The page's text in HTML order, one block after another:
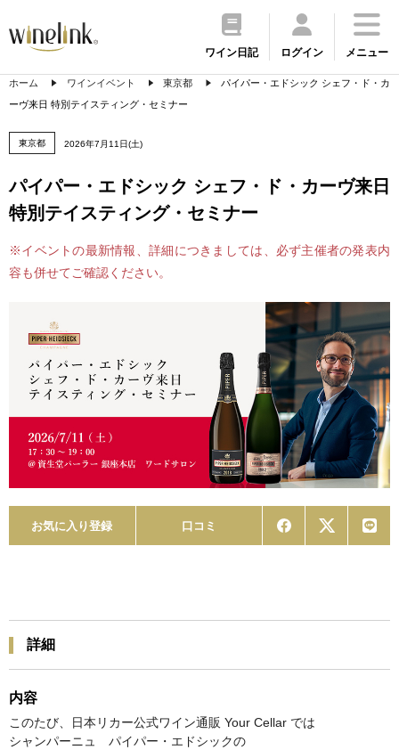
ワイン日記 ログイン メニュー
ホーム ワインイベント 東京都
パイパー・エドシック シェフ・ド・カ
ーヴ来日 特別テイスティング・セミナー
東京都 2026年7月11日(土)
パイパー・エドシック シェフ・ド・カーヴ来日
特別テイスティング・セミナー
※イベントの最新情報、詳細につきましては、必ず主催者の発表内
容も併せてご確認ください。
お気に入り登録 口コミ
詳細
内容
このたび、日本リカー公式ワイン通販 Your Cellar では
シャンパーニュ パイパー・エドシックの